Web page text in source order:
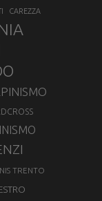
CAREZZA
TRENTO